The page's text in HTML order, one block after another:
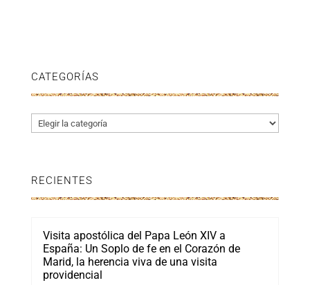
CATEGORÍAS
Categorías
RECIENTES
Visita apostólica del Papa León XIV a
España: Un Soplo de fe en el Corazón de
Marid, la herencia viva de una visita
providencial